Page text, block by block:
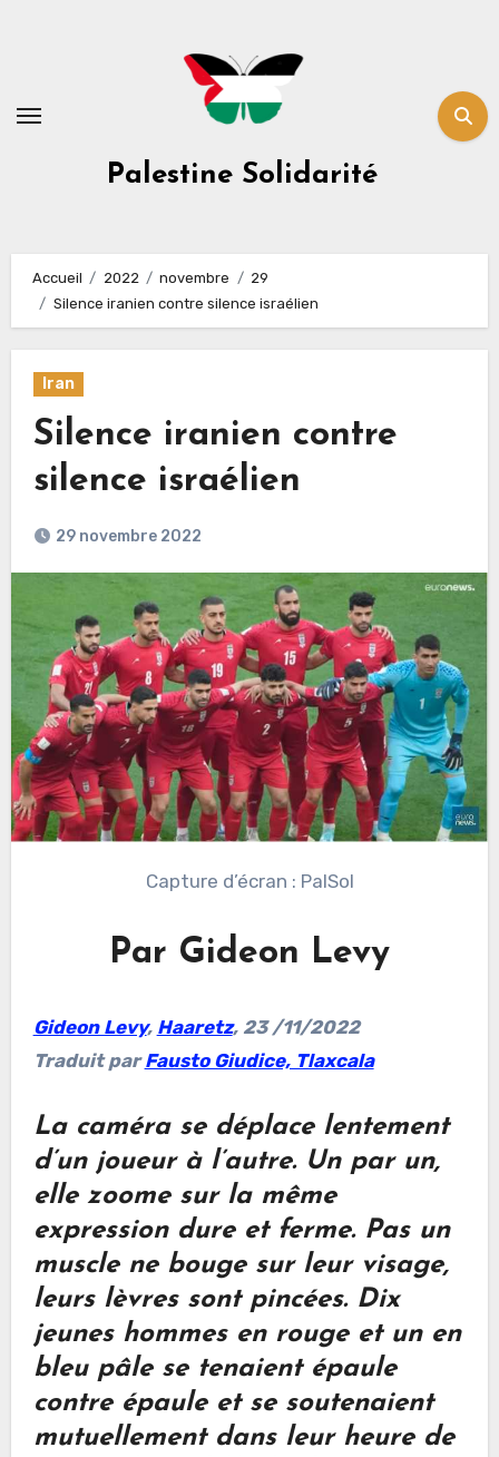
Palestine Solidarité
Accueil 2022 novembre
29
Silence iranien contre silence israélien
Iran
Silence iranien contre
silence israélien
29 novembre 2022
Capture d’écran : PalSol
Par Gideon Levy
Gideon Levy, Haaretz, 23 /11/2022
Traduit parFausto Giudice, Tlaxcala
La caméra se déplace lentement
d’un joueur à l’autre. Un par un,
elle zoome sur la même
expression dure et ferme. Pas un
muscle ne bouge sur leur visage,
leurs lèvres sont pincées. Dix
jeunes hommes en rouge et un en
bleu pâle se tenaient épaule
contre épaule et se soutenaient
mutuellement dans leur heure de